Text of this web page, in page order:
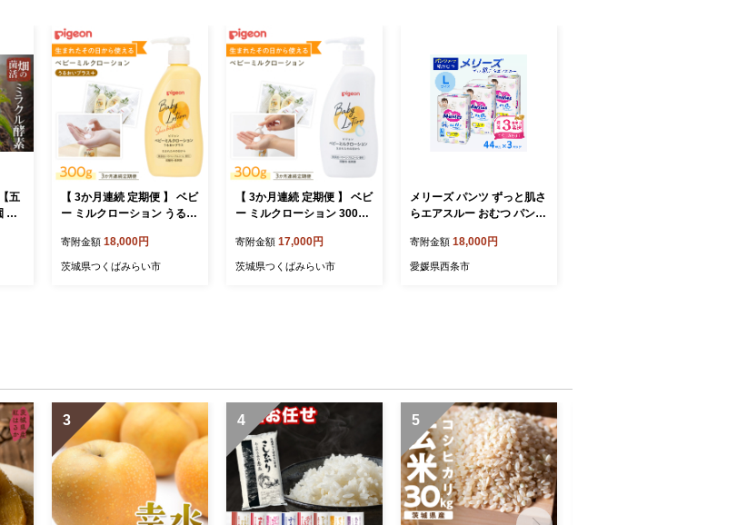
五
野
【 3か月連続 定期便 】 ベビ
ー ミルクローション うるお
生児 ベビーミルク ベビーロ
ーション スキンケア ボディ
寄附金額 18,000円
茨城県つくばみらい市
【 3か月連続 定期便 】 ベビ
ー ミルクローション 300ｇ
ク ベビーローション スキン
ケア ボディケア 保湿 赤ち
寄附金額 17,000円
茨城県つくばみらい市
メリーズ パンツ ずっと肌さ
らエアスルー おむつ パンツ
り）×3パック ｜オムツ おむ
つ 紙オムツ 紙おむつ メリ
寄附金額 18,000円
愛媛県西条市
3 4 5